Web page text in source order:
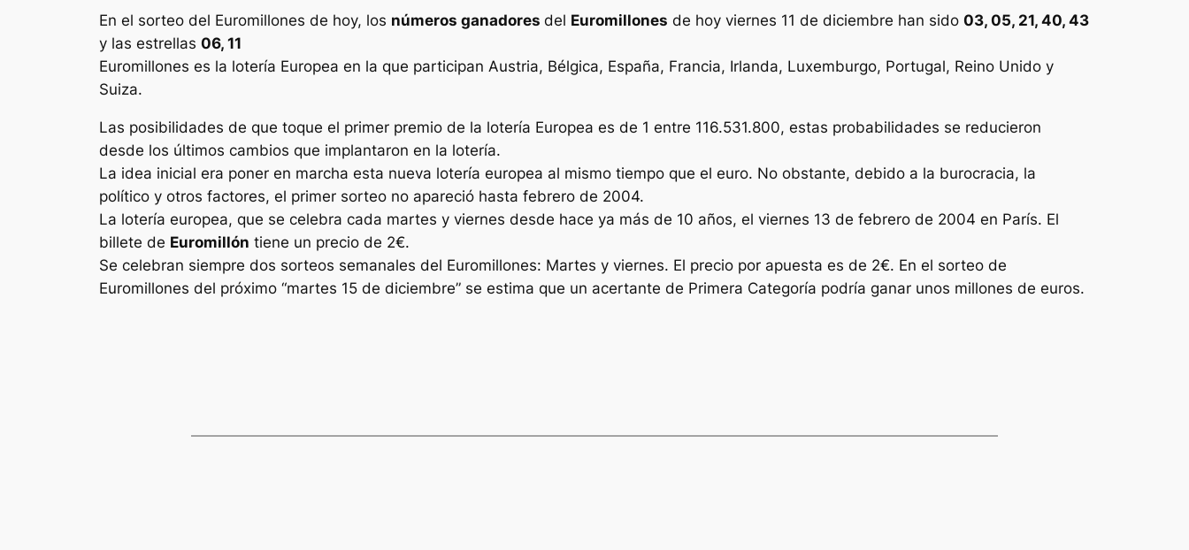
En el sorteo del Euromillones de hoy, los números ganadores del Euromillones de hoy viernes 11 de diciembre han sido 03, 05, 21, 40, 43
y las estrellas 06, 11
Euromillones es la lotería Europea en la que participan Austria, Bélgica, España, Francia, Irlanda, Luxemburgo, Portugal, Reino Unido y
Suiza.
Las posibilidades de que toque el primer premio de la lotería Europea es de 1 entre 116.531.800, estas probabilidades se reducieron
desde los últimos cambios que implantaron en la lotería.
La idea inicial era poner en marcha esta nueva lotería europea al mismo tiempo que el euro. No obstante, debido a la burocracia, la
político y otros factores, el primer sorteo no apareció hasta febrero de 2004.
La lotería europea, que se celebra cada martes y viernes desde hace ya más de 10 años, el viernes 13 de febrero de 2004 en París. El
billete de Euromillón tiene un precio de 2€.
Se celebran siempre dos sorteos semanales del Euromillones: Martes y viernes. El precio por apuesta es de 2€. En el sorteo de
Euromillones del próximo “martes 15 de diciembre” se estima que un acertante de Primera Categoría podría ganar unos millones de euros.